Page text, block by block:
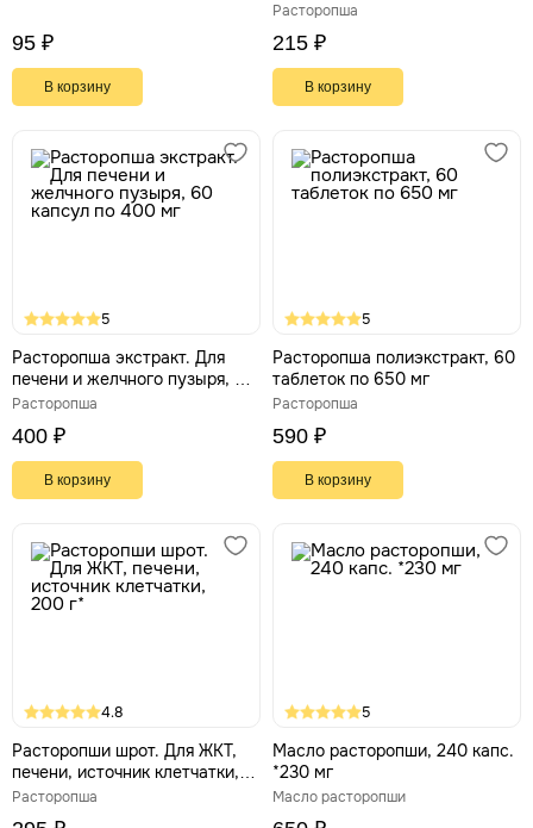
95 ₽
В корзину
Расторопша
215 ₽
В корзину
5
Расторопша экстракт. Для
печени и желчного пузыря, 60
капсул по 400 мг
Расторопша
400 ₽
В корзину
5
Расторопша полиэкстракт, 60
таблеток по 650 мг
Расторопша
590 ₽
В корзину
4.8
Расторопши шрот. Для ЖКТ,
печени, источник клетчатки,
200 г*
Расторопша
5
Масло расторопши, 240 капс.
*230 мг
Масло расторопши